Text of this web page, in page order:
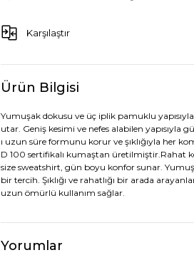
Karşılaştır
Ürün Bilgisi
Yumuşak dokusu ve üç iplik pamuklu
utar. Geniş kesimi ve nefes alabilen yapısıyla
ı uzun süre formunu korur ve şıklığıyla her
D 100 sertifikalı kumaştan üretilmiştir.Rahat
size sweatshirt, gün boyu konfor sunar.
bir tercih. Şıklığı ve rahatlığı bir arada
uzun ömürlü kullanım sağlar.
Yorumlar